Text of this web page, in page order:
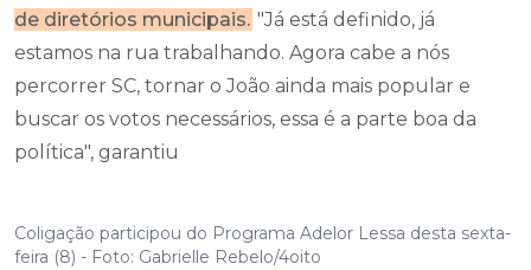
de diretórios municipais. "Já está definido, já
estamos na rua trabalhando. Agora cabe a nós
percorrer SC, tornar o João ainda mais popular e
buscar os votos necessários, essa é a parte boa da
política", garantiu
Coligação participou do Programa Adelor Lessa desta sexta-
feira (8) - Foto: Gabrielle Rebelo/4oito